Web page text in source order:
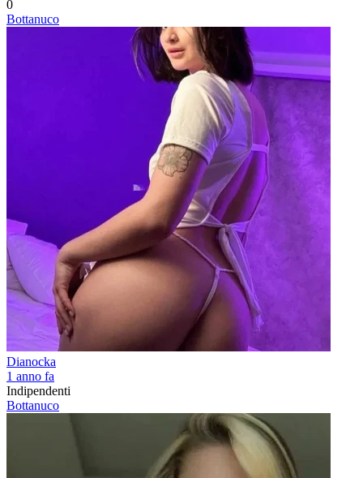
0
Bottanuco
Dianocka
1 anno fa
Indipendenti
Bottanuco